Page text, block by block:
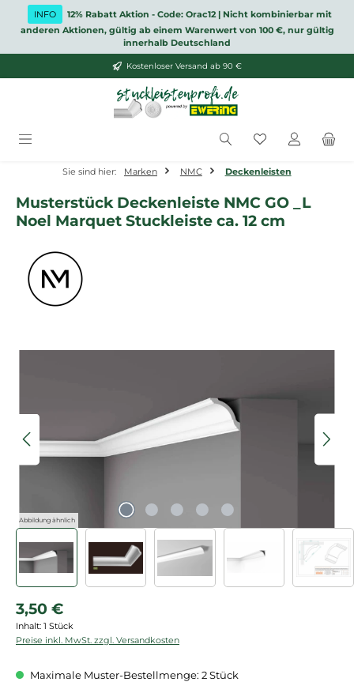
Zum Hauptinhalt springen
INFO
12% Rabatt Aktion - Code: Orac12 | Nicht kombinierbar mit
anderen Aktionen, gültig ab einem Warenwert von 100 €, nur gültig
innerhalb Deutschland
Kostenloser Versand ab 90 €
Du hast 0
Sie sind hier: Marken NMC Deckenleisten
Musterstück Deckenleiste NMC GO _L
Noel Marquet Stuckleiste ca. 12 cm
Abbildung ähnlich
Regulärer Preis:
3,50 €
Inhalt: 1 Stück
Preise inkl. MwSt. zzgl. Versandkosten
Maximale Muster-Bestellmenge: 2 Stück